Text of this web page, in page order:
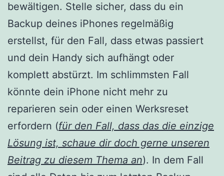
bewältigen. Stelle sicher, dass du ein
Backup deines iPhones regelmäßig
erstellst, für den Fall, dass etwas passiert
und dein Handy sich aufhängt oder
komplett abstürzt. Im schlimmsten Fall
könnte dein iPhone nicht mehr zu
reparieren sein oder einen Werksreset
erfordern (für den Fall, dass das die einzige
Lösung ist, schaue dir doch gerne unseren
Beitrag zu diesem Thema an). In dem Fall